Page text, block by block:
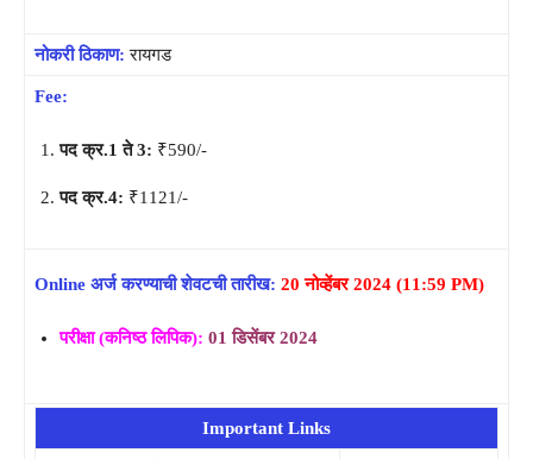
नोकरी ठिकाण: रायगड
Fee:
पद क्र.1 ते 3: ₹590/-
पद क्र.4: ₹1121/-
Online अर्ज करण्याची शेवटची तारीख: 20 नोव्हेंबर 2024 (11:59 PM)
परीक्षा (कनिष्ठ लिपिक): 01 डिसेंबर 2024
Important Links